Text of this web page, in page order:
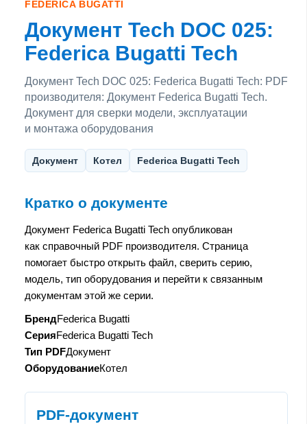
FEDERICA BUGATTI
Документ Tech DOC 025:
Federica Bugatti Tech
Документ Tech DOC 025: Federica Bugatti Tech: PDF
производителя: Документ Federica Bugatti Tech.
Документ для сверки модели, эксплуатации
и монтажа оборудования
Документ Котел Federica Bugatti Tech
Кратко о документе
Документ Federica Bugatti Tech опубликован
как справочный PDF производителя. Страница
помогает быстро открыть файл, сверить серию,
модель, тип оборудования и перейти к связанным
документам этой же серии.
БрендFederica Bugatti
СерияFederica Bugatti Tech
Тип PDFДокумент
ОборудованиеКотел
PDF-документ